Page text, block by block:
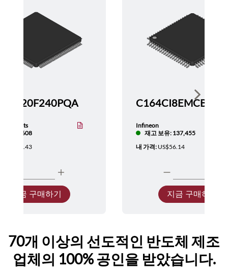
보유: 5,608
US$137.43
지금 구매하기
Infineon
재고 보유: 137,455
내 가격: US$56.14
지금 구매하기
Show
70개 이상의 선도적인 반도체 제조
업체의 100% 공인을 받았습니다.